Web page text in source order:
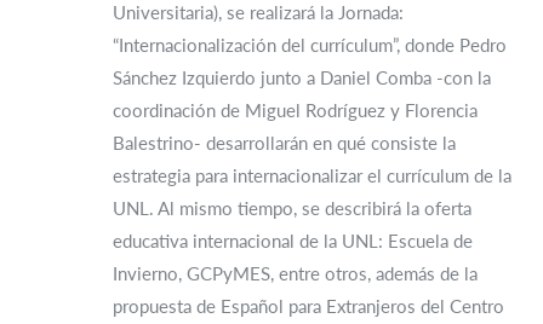
Universitaria), se realizará la Jornada:
“Internacionalización del currículum”, donde Pedro
Sánchez Izquierdo junto a Daniel Comba -con la
coordinación de Miguel Rodríguez y Florencia
Balestrino- desarrollarán en qué consiste la
estrategia para internacionalizar el currículum de la
UNL. Al mismo tiempo, se describirá la oferta
educativa internacional de la UNL: Escuela de
Invierno, GCPyMES, entre otros, además de la
propuesta de Español para Extranjeros del Centro